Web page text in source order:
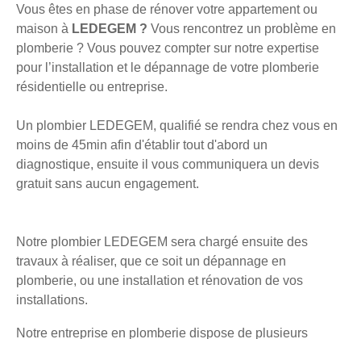
Vous êtes en phase de rénover votre appartement ou
maison à LEDEGEM ? Vous rencontrez un problème en
plomberie ? Vous pouvez compter sur notre expertise
pour l’installation et le dépannage de votre plomberie
résidentielle ou entreprise.
Un plombier LEDEGEM, qualifié se rendra chez vous en
moins de 45min afin d'établir tout d'abord un
diagnostique, ensuite il vous communiquera un devis
gratuit sans aucun engagement.
Notre plombier LEDEGEM sera chargé ensuite des
travaux à réaliser, que ce soit un dépannage en
plomberie, ou une installation et rénovation de vos
installations.
Notre entreprise en plomberie dispose de plusieurs